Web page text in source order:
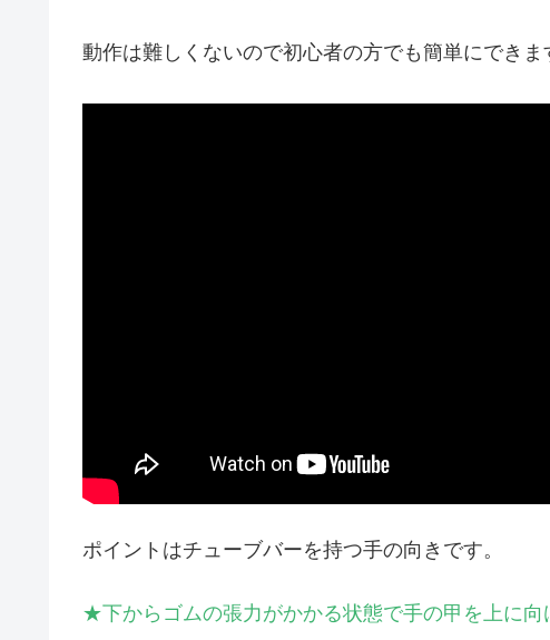
動作は難しくないので初心者の方でも簡単にできま
ポイントはチューブバーを持つ手の向きです。
★下からゴムの張力がかかる状態で手の甲を上に向